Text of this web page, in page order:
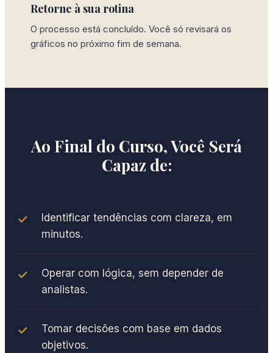
Retorne à sua rotina
O processo está concluído. Você só revisará os
gráficos no próximo fim de semana.
Ao Final do Curso, Você Será
Capaz de:
Identificar tendências com clareza, em
minutos.
Operar com lógica, sem depender de
analistas.
Tomar decisões com base em dados
objetivos.